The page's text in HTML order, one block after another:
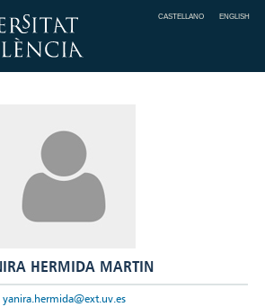
CASTELLANO ENGLISH
HERMIDA MARTIN
yanira.hermida@ext.uv.es